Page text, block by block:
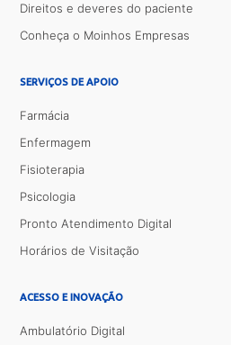
Direitos e deveres do paciente
Conheça o Moinhos Empresas
SERVIÇOS DE APOIO
Farmácia
Enfermagem
Fisioterapia
Psicologia
Pronto Atendimento Digital
Horários de Visitação
ACESSO E INOVAÇÃO
Ambulatório Digital